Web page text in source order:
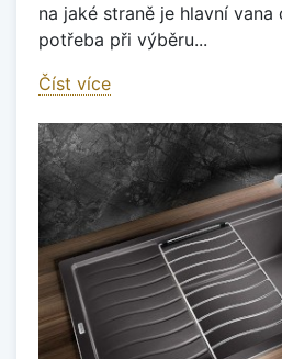
na jaké straně je hlavní vana
potřeba při výběru...
Číst více